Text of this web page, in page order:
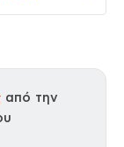
από την